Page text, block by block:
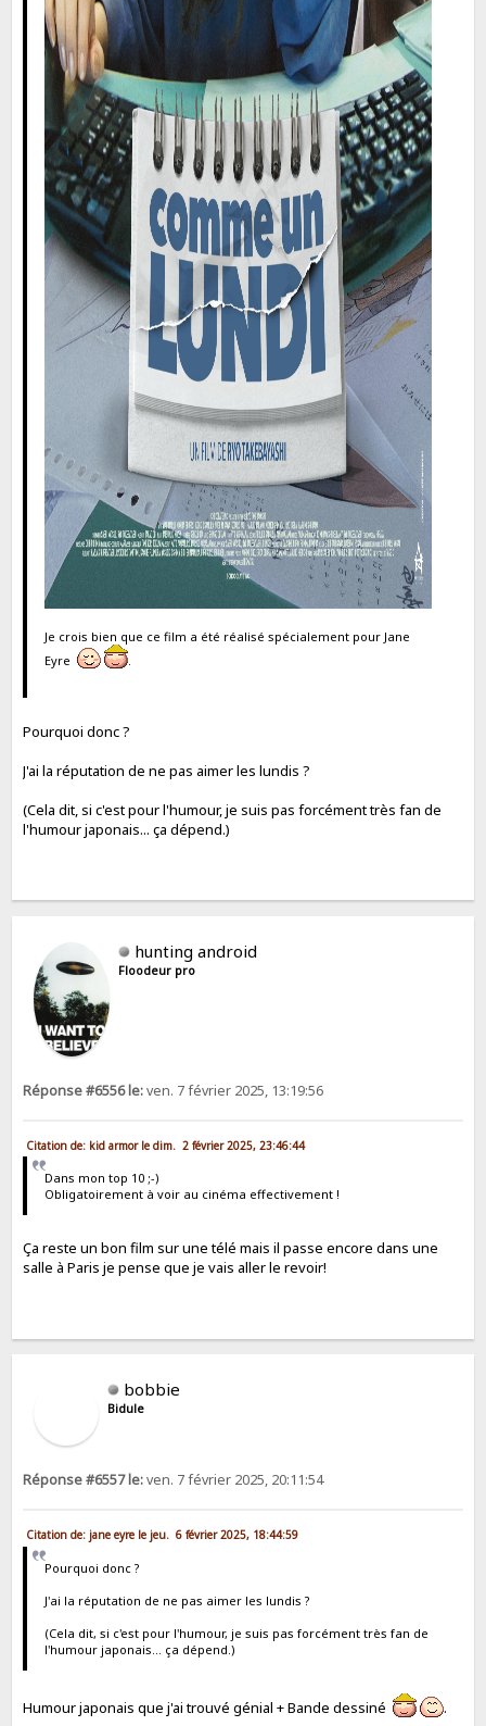
Je crois bien que ce film a été réalisé spécialement pour Jane
Eyre
.
Pourquoi donc ?
J'ai la réputation de ne pas aimer les lundis ?
(Cela dit, si c'est pour l'humour, je suis pas forcément très fan de
l'humour japonais... ça dépend.)
hunting android
Floodeur pro
Réponse #6556 le:ven. 7 février 2025, 13:19:56
Citation de: kid armor le dim. 2 février 2025, 23:46:44
Dans mon top 10 ;-)
Obligatoirement à voir au cinéma effectivement !
Ça reste un bon film sur une télé mais il passe encore dans une
salle à Paris je pense que je vais aller le revoir!
bobbie
Bidule
Réponse #6557 le:ven. 7 février 2025, 20:11:54
Citation de: jane eyre le jeu. 6 février 2025, 18:44:59
Pourquoi donc ?
J'ai la réputation de ne pas aimer les lundis ?
(Cela dit, si c'est pour l'humour, je suis pas forcément très fan de
l'humour japonais... ça dépend.)
Humour japonais que j'ai trouvé génial + Bande dessiné .